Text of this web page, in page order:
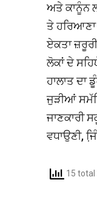
ਅਤੇ ਕਾਨੂੰਨ
ਤੇ ਹਰਿਆਣਾ
ਏਕਤਾ
ਲੋਕਾਂ ਦੇ
ਹਾਲਾਤ ਦਾ
ਜੁੜੀਆਂ
ਜਾਣਕਾਰੀ
ਵਧਾਉਣੀ,
15 total